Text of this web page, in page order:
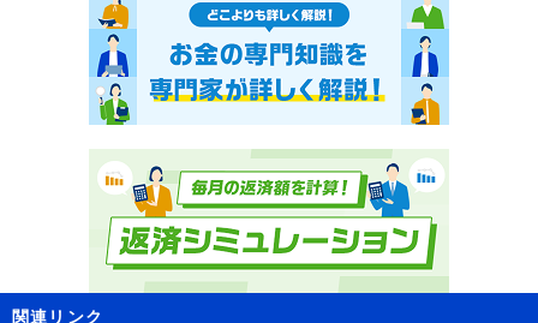
関連リンク